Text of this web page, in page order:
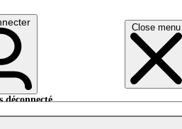
Close menu
déconnecté.